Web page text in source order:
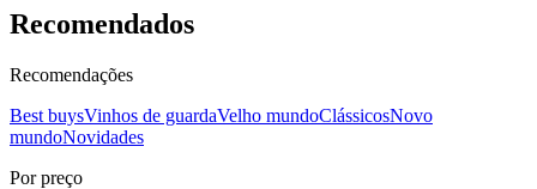
Recomendados
Recomendações
Best buysVinhos de guardaVelho mundoClássicosNovo
mundoNovidades
Por preço